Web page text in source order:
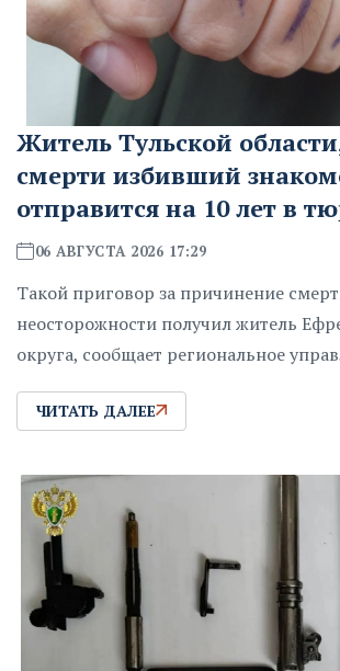
Житель Тульской
смерти избивший
отправится на 10 лет в
06 АВГУСТА 2026 17:29
Такой приговор за причинение
неосторожности получил житель
округа, сообщает региональное
ЧИТАТЬ ДАЛЕЕ